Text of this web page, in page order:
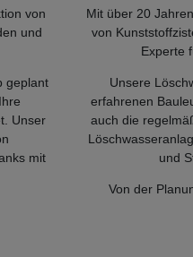
von
und
geplant
Unser
mit
Mit über 20
von
Experte
Unsere
erfahrenen
auch die
und
Von der